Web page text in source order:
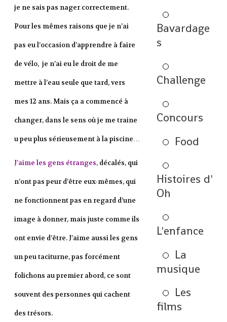
je ne sais pas nager correctement.
Pour les mêmes raisons que je n’ai
pas eu l’occasion d’apprendre à faire
de vélo, je n’ai eu le droit de me
mettre à l’eau seule que tard, vers
mes 12 ans. Mais ça a commencé à
changer, dans le sens où je me traine
u peu plus sérieusement à la piscine…
J’aime les gens étranges,décalés, qui
n’ont pas peur d’être eux-mêmes, qui
ne fonctionnent pas en regard d’une
image à donner, mais juste comme ils
ont envie d’être. J’aime aussi les gens
un peu taciturne, pas forcément
folichons au premier abord, ce sont
souvent des personnes qui cachent
des trésors.
Bavardage
s
Challenge
Concours
Food
Histoires d'
Oh
L'enfance
La
musique
Les
films